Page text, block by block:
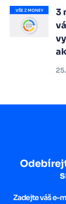
VŠE Z MONEY
3
Zadejte váš e-